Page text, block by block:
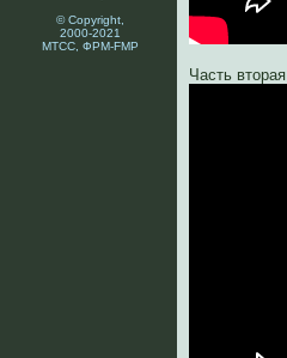
© Copyright,
2000-2021
МТСС, ФРМ-FMP
Часть вторая